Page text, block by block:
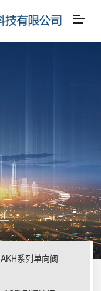
AKH系列单向阀